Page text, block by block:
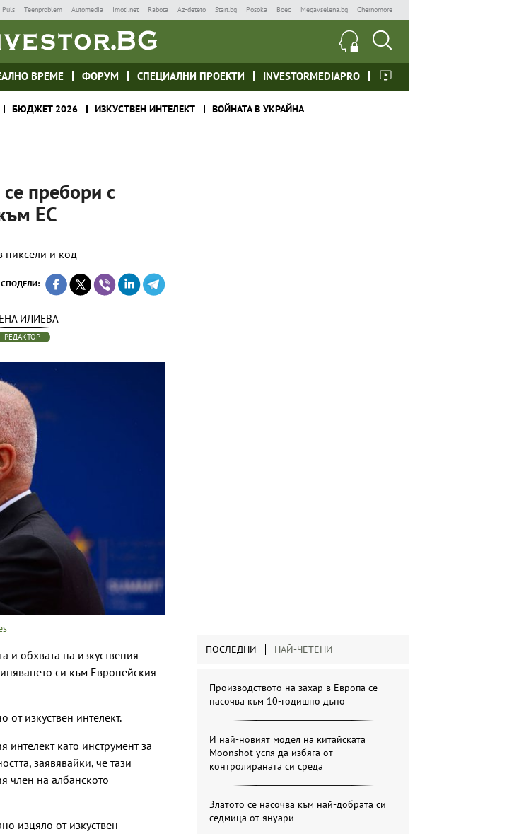
Puls Teenproblem Automedia Imoti.net Rabota Az-deteto Start.bg Posoka Boec Megavselena.bg Chernomore
ВРЕМЕ ФОРУМ СПЕЦИАЛНИ ПРОЕКТИ INVESTORMEDIAPRO
БЮДЖЕТ 2026 ИЗКУСТВЕН ИНТЕЛЕКТ ВОЙНАТА В УКРАЙНА
пребори с
ЕС
пиксели и код
СПОДЕЛИ:
ИЛИЕВА
РЕДАКТОР
и обхвата на изкуствения
си към Европейския
изкуствен интелект.
като инструмент за
заявявайки, че тази
член на албанското
изцяло от изкуствен
ПОСЛЕДНИ НАЙ-ЧЕТЕНИ
Производството на захар в Европа се
насочва към 10-годишно дъно
И най-новият модел на китайската
Moonshot успя да избяга от
контролираната си среда
Златото се насочва към най-добрата си
седмица от януари